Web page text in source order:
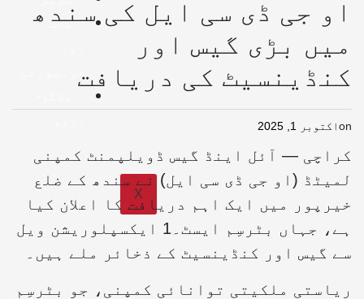
صحت
X
او جی ڈی سی ایل کی سندھ
میں بڑی گیس اور
کنڈینسیٹ کی دریافت
onاکتوبر 1, 2025
کراچی — آئل اینڈ گیس ڈویلپمنٹ کمپنی
لمیٹڈ (او جی ڈی سی ایل) نے سندھ کے ضلع
خیرپور میں ایک اہم دریافت کا اعلان کیا
ہے، جہاں بٹرسِم ایسٹ۔1 ایکسپلوریشن ویل
سے گیس اور کنڈینسیٹ کے ذخائر ملے ہیں۔
ریاستی ملکیتی توانائی کمپنی، جو بٹرسِم